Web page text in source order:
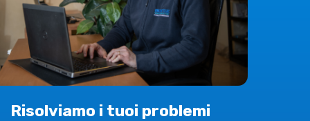
Risolviamo i tuoi problemi